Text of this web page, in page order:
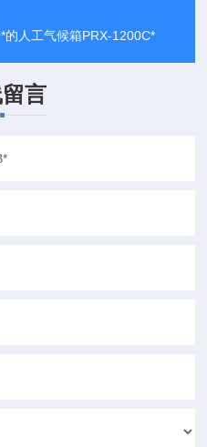
的人工气候箱PRX-1200C*
言